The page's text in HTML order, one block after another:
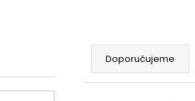
Ř
z
Doporučujeme